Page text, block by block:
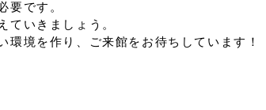
要です。
ていきましょう。
境を作り、ご来館をお待ちしています！